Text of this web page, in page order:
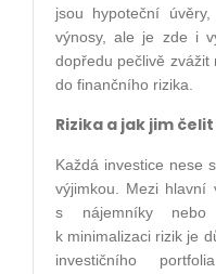
jsou hypoteční
výnosy, ale je zde i
dopředu pečlivě
do finančního rizika.
Rizika a jak jim čelit
Každá investice nese
výjimkou. Mezi hlavní
s nájemníky nebo
k minimalizaci rizik je
investičního